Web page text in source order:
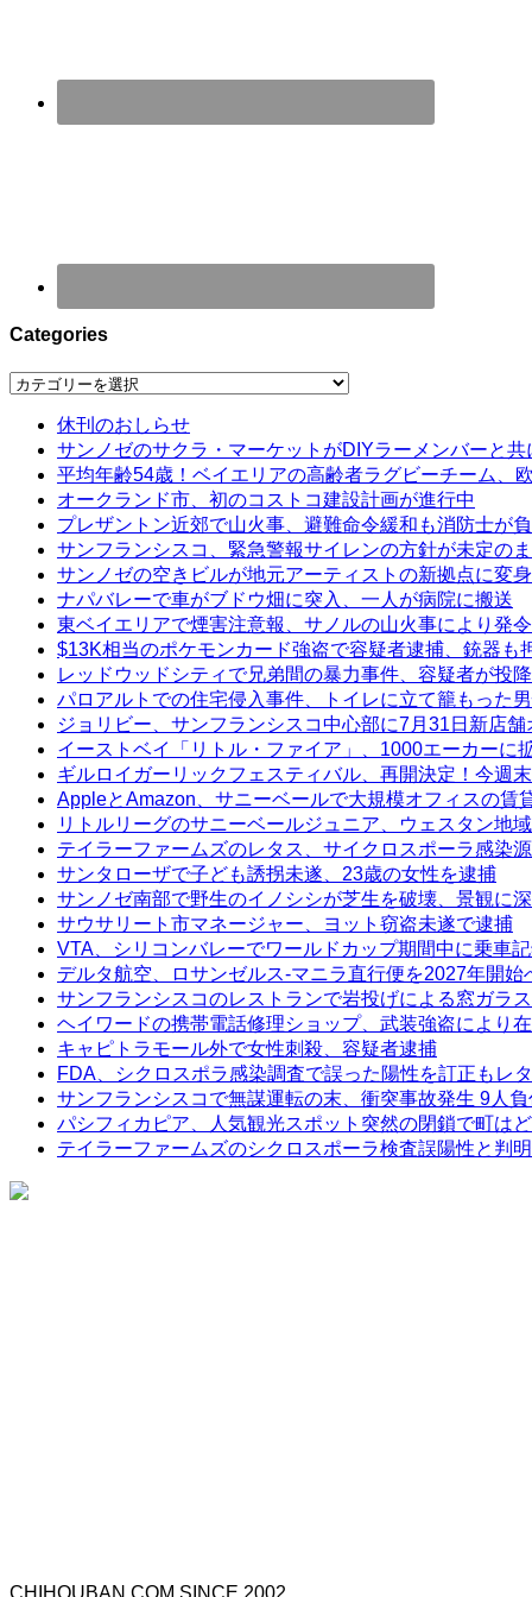
Categories
Categories
休刊のおしらせ
サンノゼのサクラ・マーケットがDIYラーメンバーと共
平均年齢54歳！ベイエリアの高齢者ラグビーチーム、
オークランド市、初のコストコ建設計画が進行中
プレザントン近郊で山火事、避難命令緩和も消防士が
サンフランシスコ、緊急警報サイレンの方針が未定の
サンノゼの空きビルが地元アーティストの新拠点に変身
ナパバレーで車がブドウ畑に突入、一人が病院に搬送
東ベイエリアで煙害注意報、サノルの山火事により発令
$13K相当のポケモンカード強盗で容疑者逮捕、銃器も
レッドウッドシティで兄弟間の暴力事件、容疑者が投降
パロアルトでの住宅侵入事件、トイレに立て籠もった
ジョリビー、サンフランシスコ中心部に7月31日新店舗
イーストベイ「リトル・ファイア」、1000エーカーに
ギルロイガーリックフェスティバル、再開決定！今週
AppleとAmazon、サニーベールで大規模オフィスの賃
リトルリーグのサニーベールジュニア、ウェスタン地
テイラーファームズのレタス、サイクロスポーラ感染
サンタローザで子ども誘拐未遂、23歳の女性を逮捕
サンノゼ南部で野生のイノシシが芝生を破壊、景観に
サウサリート市マネージャー、ヨット窃盗未遂で逮捕
VTA、シリコンバレーでワールドカップ期間中に乗車
デルタ航空、ロサンゼルス-マニラ直行便を2027年開始
サンフランシスコのレストランで岩投げによる窓ガラ
ヘイワードの携帯電話修理ショップ、武装強盗により
キャピトラモール外で女性刺殺、容疑者逮捕
FDA、シクロスポラ感染調査で誤った陽性を訂正もレ
サンフランシスコで無謀運転の末、衝突事故発生 9人負
パシフィカピア、人気観光スポット突然の閉鎖で町は
テイラーファームズのシクロスポーラ検査誤陽性と判
CHIHOUBAN.COM SINCE 2002